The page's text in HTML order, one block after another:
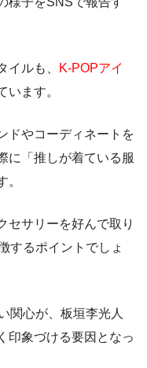
イルも、
K-POPアイ
います。
ドやコーディネートを
に「推しが着ている服
。
セサリーを好んで取り
するポイントでしょ
関心が、板垣李光人
印象づける要因となっ